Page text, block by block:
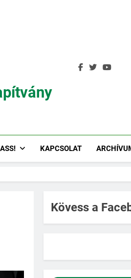
KAPCSOLAT
Kövess a